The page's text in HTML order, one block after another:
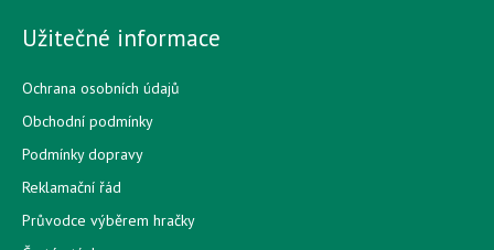
Užitečné informace
Ochrana osobních údajů
Obchodní podmínky
Podmínky dopravy
Reklamační řád
Průvodce výběrem hračky